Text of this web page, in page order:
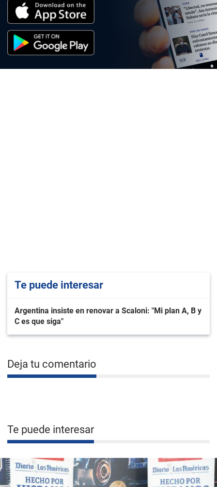
Te puede interesar
Argentina insiste en renovar a Scaloni: "Mi plan A, B y
C es que siga"
Deja tu comentario
Te puede interesar